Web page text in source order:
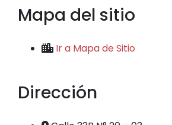
Mapa del sitio
Ir a Mapa de Sitio
Dirección